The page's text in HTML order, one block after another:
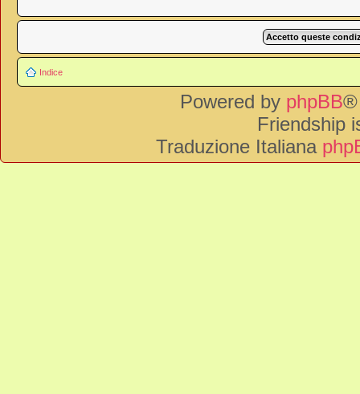
Indice
Powered by phpBB®
Friendship
Traduzione Italiana